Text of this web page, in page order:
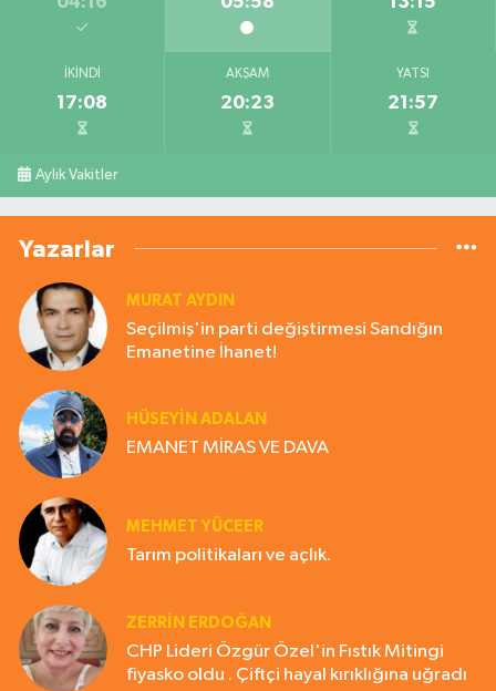
İKINDI
17:08
AKŞAM
20:23
YATSI
21:57
Aylık Vakitler
Yazarlar
MURAT AYDIN
Seçilmiş'in parti değiştirmesi Sandığın
Emanetine İhanet!
HÜSEYIN ADALAN
EMANET MİRAS VE DAVA
MEHMET YÜCEER
Tarım politikaları ve açlık.
ZERRIN ERDOĞAN
CHP Lideri Özgür Özel'in Fıstık Mitingi
fiyasko oldu . Çiftçi hayal kırıklığına uğradı